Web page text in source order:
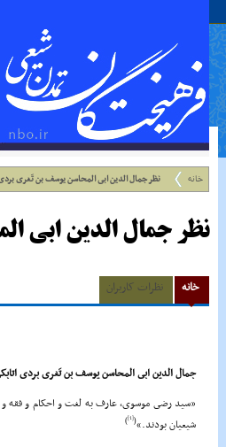
علي عليه السلام فرمودند : إذا رَأيتَ عالِما فَکُن لَهُ
خانه نظر جمال الدین ابى المحاسن یوسف بن تَغرى
نظر جمال الدین ابى
خانه نظرات کاربران
جمال الدین ابى المحاسن یوسف بن تَغرى بردى
«سید رضى موسوى، عارف به لغت و احکام و فقه
شیعیان بودند.»(
[1]
)